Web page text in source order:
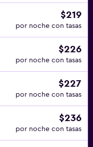
$219
por noche con tasas
$226
por noche con tasas
$227
por noche con tasas
$236
por noche con tasas